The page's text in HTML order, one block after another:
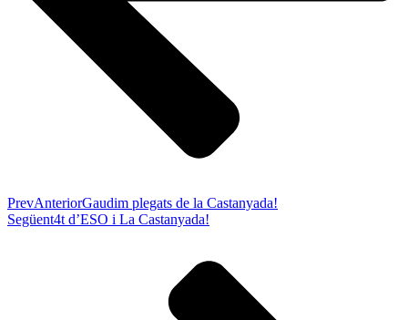
PrevAnteriorGaudim plegats de la Castanyada!
Següent4t d’ESO i La Castanyada!